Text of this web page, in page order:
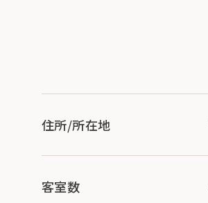
住所/所在地
客室数